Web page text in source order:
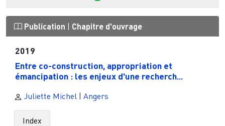
Publication Chapitre d'ouvrage
2019
Entre co-construction, appropriation et
émancipation : les enjeux d'une recherch...
Juliette Michel | Angers
Index